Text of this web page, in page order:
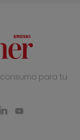
para tu